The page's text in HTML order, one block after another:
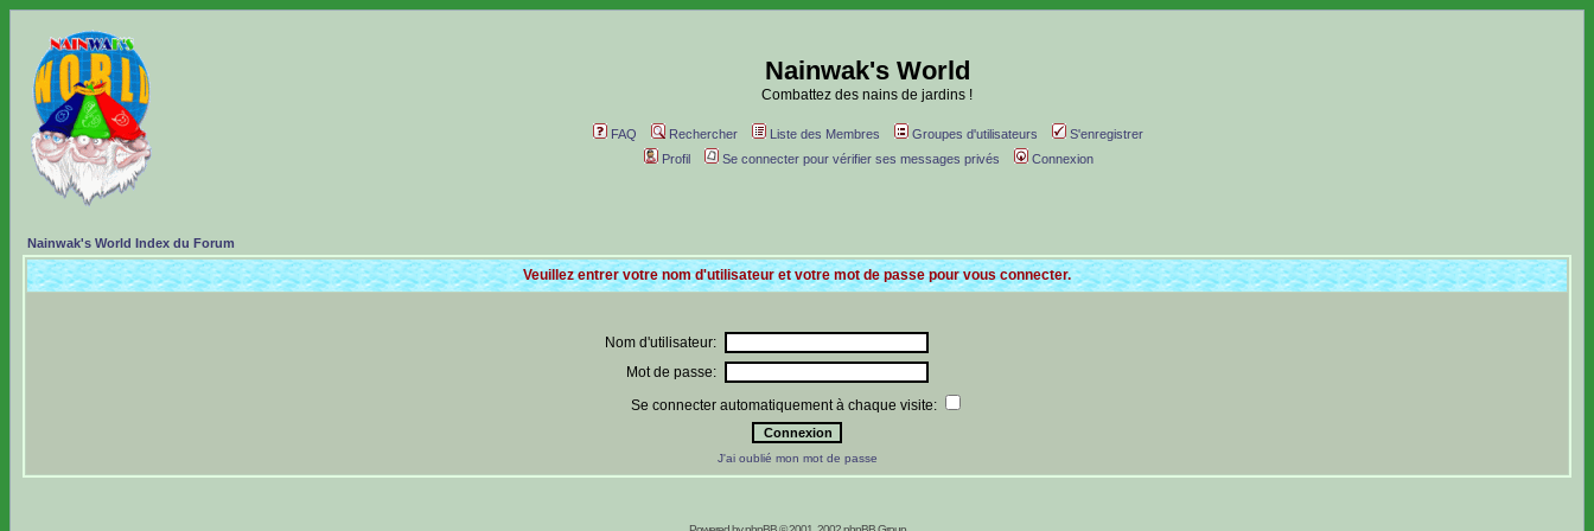
Nainwak's World
Combattez des nains de jardins !
FAQ Rechercher Liste des Membres Groupes d'utilisateurs
S'enregistrer
Profil
Se connecter pour vérifier ses messages privés Connexion
Nainwak's World Index du Forum
Veuillez entrer votre nom d'utilisateur et votre mot de passe pour vous connecter.
Nom d'utilisateur:
Mot de passe:
Se connecter automatiquement à chaque visite:
J'ai oublié mon mot de passe